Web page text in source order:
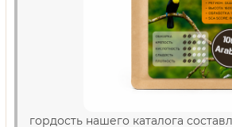
гордость нашего каталога